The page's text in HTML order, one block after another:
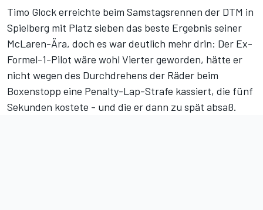
Timo Glock erreichte beim Samstagsrennen der DTM in
Spielberg mit Platz sieben das beste Ergebnis seiner
McLaren-Ära, doch es war deutlich mehr drin: Der Ex-
Formel-1-Pilot wäre wohl Vierter geworden, hätte er
nicht wegen des Durchdrehens der Räder beim
Boxenstopp eine Penalty-Lap-Strafe kassiert, die fünf
Sekunden kostete - und die er dann zu spät absaß.